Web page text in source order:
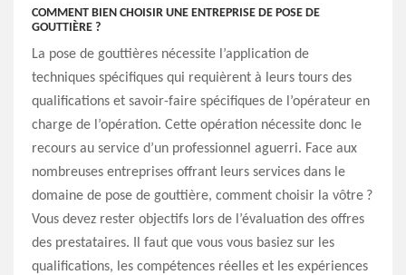
COMMENT BIEN CHOISIR UNE ENTREPRISE DE POSE DE
GOUTTIÈRE ?
La pose de gouttières nécessite l’application de
techniques spécifiques qui requièrent à leurs tours des
qualifications et savoir-faire spécifiques de l’opérateur en
charge de l’opération. Cette opération nécessite donc le
recours au service d’un professionnel aguerri. Face aux
nombreuses entreprises offrant leurs services dans le
domaine de pose de gouttière, comment choisir la vôtre ?
Vous devez rester objectifs lors de l’évaluation des offres
des prestataires. Il faut que vous vous basiez sur les
qualifications, les compétences réelles et les expériences